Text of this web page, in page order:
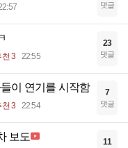
댓글
천 3 22:55
23
댓글
이 연기를 시작함
천 3 22:54
7
댓글
보도 11